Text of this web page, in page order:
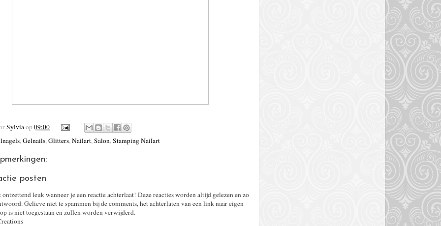
Sylviaop09:00
,Gelnails,Glitters,Nailart,Salon,Stamping Nailart
posten
leuk wanneer je een reactie achterlaat! Deze reacties worden altijd gelezen en zo
Gelieve niet te spammen bij de comments, het achterlaten van een link naar eigen
is niet toegestaan en zullen worden verwijderd.